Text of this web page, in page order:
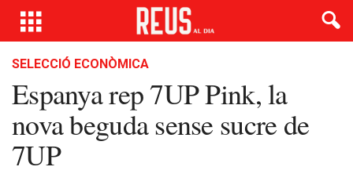
SELECCIÓ ECONÒMICA
Espanya rep 7UP Pink, la
nova beguda sense sucre de
7UP